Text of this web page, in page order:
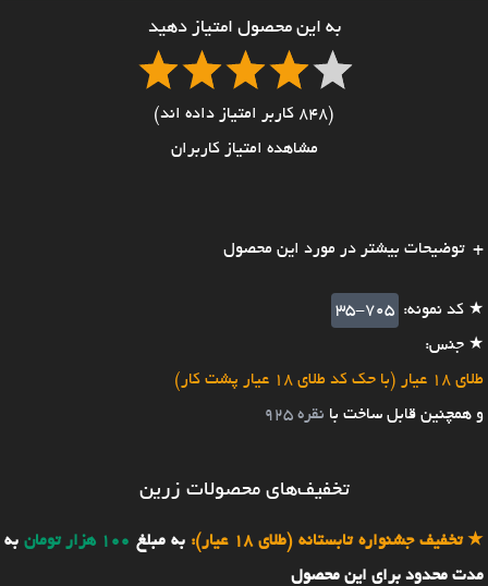
به این محصول امتیاز دهید
(848 کاربر امتیاز داده اند)
مشاهده امتیاز کاربران
توضیحات بیشتر در مورد این محصول
★ کد نمونه: 35-705
★ جنس:
طلای 18 عیار (با حک کد طلای 18 عیار پشت کار)
و همچنین قابل ساخت با نقره 925
تخفیف‌های محصولات زرین
★تخفیف جشنواره تابستانه (طلای 18 عیار): به مبلغ 100 هزار تومان
به
مدت محدود برای این محصول